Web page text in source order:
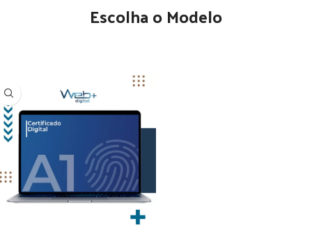
Escolha o Modelo